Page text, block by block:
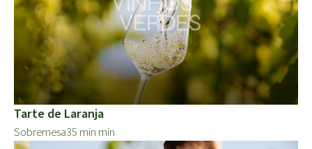
Tarte de Laranja
Sobremesa35 min min